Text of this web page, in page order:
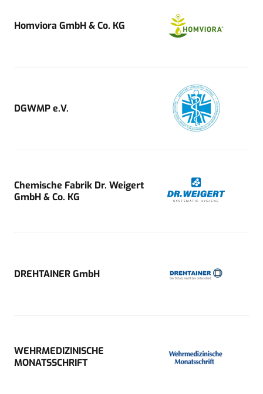
Homviora GmbH & Co. KG
DGWMP e.V.
Chemische Fabrik Dr. Weigert
GmbH & Co. KG
DREHTAINER GmbH
WEHRMEDIZINISCHE
MONATSSCHRIFT